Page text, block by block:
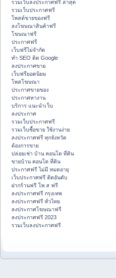
รวมเว็บลงประกาศฟรี ล่าสุด
รวมเว็บประกาศฟรี
โพสต์ขายของฟรี
ลงโฆษณาสินค้าฟรี
โฆษณาฟรี
ประกาศฟรี
เว็บฟรีไม่จำกัด
ทำ SEO ติด Google
ลงประกาศขาย
เว็บฟรียอดนิยม
โพสโฆษณา
ประกาศขายของ
ประกาศหางาน
บริการ แนะนำเว็บ
ลงประกาศ
รวมเว็บประกาศฟรี
รวมเว็บซื้อขาย ใช้งานง่าย
ลงประกาศฟรี ทุกจังหวัด
ต้องการขาย
ปล่อยเช่า บ้าน คอนโด ที่ดิน
ขายบ้าน คอนโด ที่ดิน
ประกาศฟรี ไม่มี หมดอายุ
เว็บประกาศฟรี ติดอันดับ
ฝากร้านฟรี โพ ส ฟรี
ลงประกาศฟรี กรุงเทพ
ลงประกาศฟรี ทั่วไทย
ลงประกาศโฆษณาฟรี
ลงประกาศฟรี 2023
รวมเว็บลงประกาศฟรี